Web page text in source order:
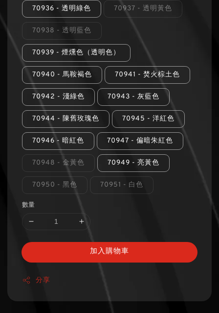
70936 - 透明綠色 70937 - 透明黃色
70938 - 透明藍色
70939 - 煙燻色（透明色）
70940 - 馬鞍褐色 70941 - 焚火棕土色
70942 - 淺綠色 70943 - 灰藍色
70944 - 陳舊玫瑰色 70945 - 洋紅色
70946 - 暗紅色 70947 - 偏暗朱紅色
70948 - 金黃色 70949 - 亮黃色
70950 - 黑色 70951 - 白色
數量
加入購物車
分享